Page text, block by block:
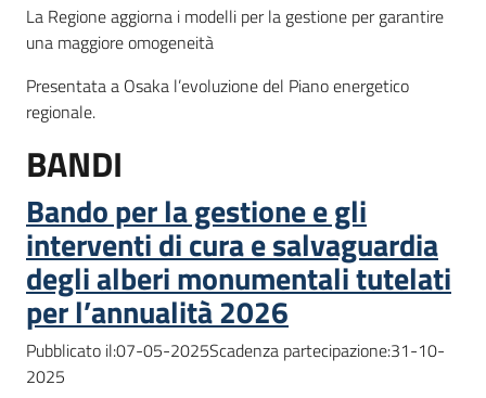
La Regione aggiorna i modelli per la gestione per garantire
una maggiore omogeneità
Presentata a Osaka l’evoluzione del Piano energetico
regionale.
BANDI
Bando per la gestione e gli
interventi di cura e salvaguardia
degli alberi monumentali tutelati
per l’annualità 2026
Pubblicato il:07-05-2025Scadenza partecipazione:31-10-
2025